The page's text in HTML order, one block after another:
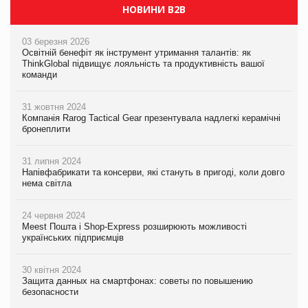
НОВИНИ B2B
03 березня 2026
Освітній бенефіт як інструмент утримання талантів: як
ThinkGlobal підвищує лояльність та продуктивність вашої
команди
31 жовтня 2024
Компанія Rarog Tactical Gear презентувала надлегкі керамічні
бронеплити
31 липня 2024
Напівфабрикати та консерви, які стануть в пригоді, коли довго
нема світла
24 червня 2024
Meest Пошта і Shop-Express розширюють можливості
українських підприємців
30 квітня 2024
Защита данных на смартфонах: советы по повышению
безопасности